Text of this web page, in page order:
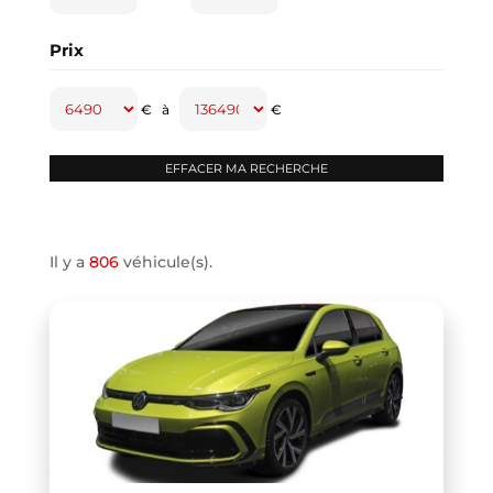
CLASSE A (1)
CLIO IV (1)
COMPASS (1)
COOPER F67
COUPE R58 (1)
CRAFTER VAN (1)
DB11 COUPE
Prix
€ à €
Il y a 806véhicule(s).